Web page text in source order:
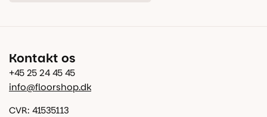
Kontakt os
+45 25 24 45 45
info@floorshop.dk
CVR: 41535113